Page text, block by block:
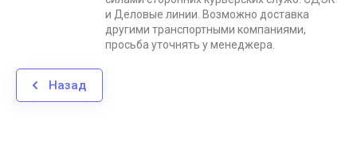
и Деловые линии. Возможно доставка
другими транспортными компаниями,
просьба уточнять у менеджера.
Назад